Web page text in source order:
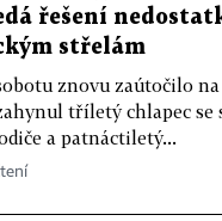
řešení
střelám
znovu zaútočilo
tříletý chlapec se
a patnáctiletý...